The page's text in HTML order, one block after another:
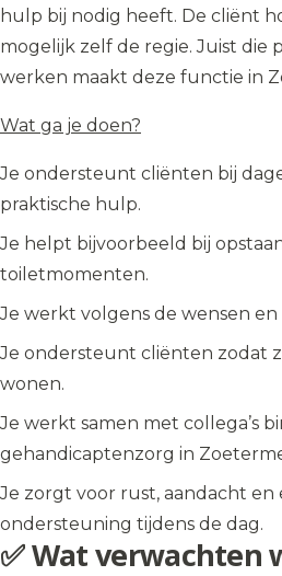
hulp bij nodig heeft. De cliënt
mogelijk zelf de regie. Juist die
werken maakt deze functie in
Wat ga je doen?
Je ondersteunt cliënten bij
praktische hulp.
Je helpt bijvoorbeeld bij
toiletmomenten.
Je werkt volgens de wensen
Je ondersteunt cliënten zodat
wonen.
Je werkt samen met collega’s
gehandicaptenzorg in
Je zorgt voor rust, aandacht
ondersteuning tijdens de dag.
✅ Wat verwachten